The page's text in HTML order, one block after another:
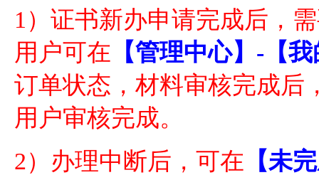
1）证书新办申请完成后，
用户可在 【管理中心】-【
订单状态，材料审核完成后
用户审核完成。
2）办理中断后，可在 【未